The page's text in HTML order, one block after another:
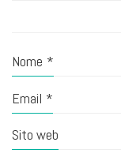
Nome *
Email *
Sito web